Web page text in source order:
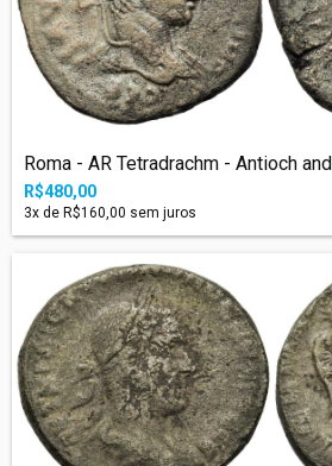
Roma - AR Tetradrachm - Antioch
R$480,00
3x de R$160,00 sem juros